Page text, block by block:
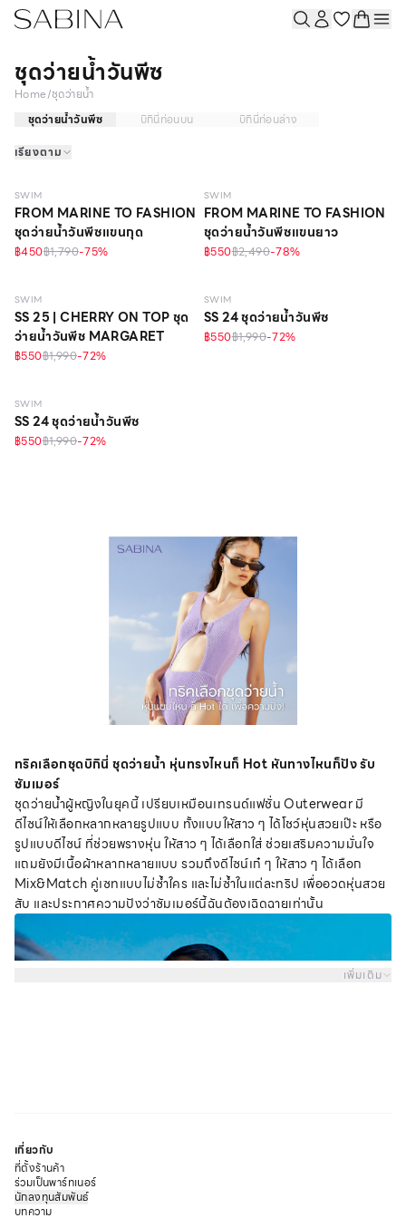
ชุดว่ายน้ำวันพีซ
Home/ชุดว่ายน้ำ
ชุดว่ายน้ำวันพีซ
บิกินี่ท่อนบน
บิกินี่ท่อนล่าง
เรียงตาม
วัสดุรีไซเคิล
SWIM
FROM MARINE TO FASHION
ชุดว่ายน้ำวันพีซแขนกุด
฿450฿1,790-75%
SWIM
FROM MARINE TO FASHION
ชุดว่ายน้ำวันพีซแขนยาว
฿550฿2,490-78%
วัสดุรีไซเคิล
SWIM
SS 25 | CHERRY ON TOP ชุด
ว่ายน้ำวันพีช MARGARET
฿550฿1,990-72%
SWIM
SS 24 ชุดว่ายน้ำวันพีซ
฿550฿1,990-72%
SWIM
SS 24 ชุดว่ายน้ำวันพีซ
฿550฿1,990-72%
ทริคเลือกชุดบิกินี่ ชุดว่ายน้ำ หุ่นทรงไหนก็ Hot หันทางไหนก็ปัง รับ
ซัมเมอร์
ชุดว่ายน้ำผู้หญิงในยุคนี้ เปรียบเหมือนเทรนด์แฟชั่น Outerwear มี
ดีไซน์ให้เลือกหลากหลายรูปแบบ ทั้งแบบให้สาว ๆ ได้โชว์หุ่นสวยเป๊ะ หรือ
รูปแบบดีไซน์ ที่ช่วยพรางหุ่น ให้สาว ๆ ได้เลือกใส่ ช่วยเสริมความมั่นใจ
แถมยังมีเนื้อผ้าหลากหลายแบบ รวมถึงดีไซน์เก๋ ๆ ให้สาว ๆ ได้เลือก
Mix&Match คู่เซทแบบไม่ซ้ำใคร และไม่ซ้ำในแต่ละทริป เพื่ออวดหุ่นสวย
สับ และประกาศความปังว่าซัมเมอร์นี้ฉันต้องเฉิดฉายเท่านั้น
เพิ่มเติม
เกี่ยวกับ
ที่ตั้งร้านค้า
ร่วมเป็นพาร์ทเนอร์
นักลงทุนสัมพันธ์
บทความ